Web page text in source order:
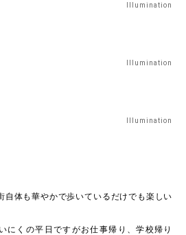
Illumination
Illumination
Illumination
自体も華やかで歩いているだけでも楽しい
にくの平日ですがお仕事帰り、学校帰り